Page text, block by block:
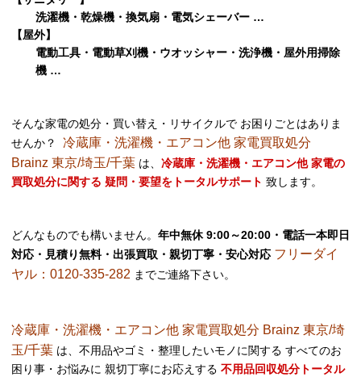
洗濯機・乾燥機・換気扇・電気シェーバー …
【屋外】
電動工具・電動草刈機・ウオッシャー・洗浄機・屋外用掃除
機 …
そんな家電の処分・買い替え・リサイクルで お困りごとはありま
せんか？ 冷蔵庫・洗濯機・エアコン他 家電買取処分
Brainz 東京/埼玉/千葉 は、 冷蔵庫・洗濯機・エアコン他 家電の
買取処分に関する 疑問・要望をトータルサポート 致します。
どんなものでも構いません。 年中無休 9:00～20:00・電話一本即日
対応・見積り無料・出張買取・親切丁寧・安心対応 フリーダイ
ヤル：0120-335-282 までご連絡下さい。
冷蔵庫・洗濯機・エアコン他 家電買取処分 Brainz 東京/埼
玉/千葉 は、不用品やゴミ・整理したいモノに関する すべてのお
困り事・お悩みに 親切丁寧にお応えする 不用品回収処分トータル